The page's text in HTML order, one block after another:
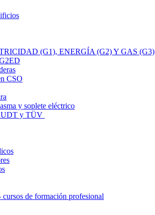
(G1), ENERGÍA (G2) Y GAS (G3)
CSO
y soplete eléctrico
UDT y TÜV
de formación profesional